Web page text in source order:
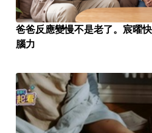
爸爸反應變慢不是老了。宸曜
腦力